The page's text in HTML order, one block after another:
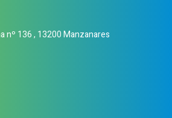
nº 136 , 13200 Manzanares